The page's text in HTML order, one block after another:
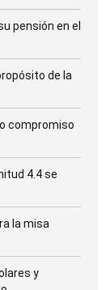
pensión en el
de la
compromiso
4.4 se
la misa
y